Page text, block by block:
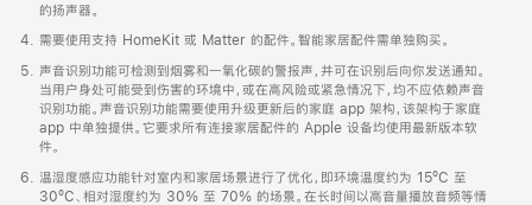
的扬声器。
需要使用支持 HomeKit 或 Matter 的配件。智能家居配件需单独购买。
声音识别功能可检测到烟雾和一氧化碳的警报声，并可在识别后向你发送通知。
当用户身处可能受到伤害的环境中，或在高风险或紧急情况下，均不应依赖声音
识别功能。声音识别功能需要使用升级更新后的家庭 app 架构，该架构于家庭
app 中单独提供。它要求所有连接家居配件的 Apple 设备均使用最新版本软
件。
温湿度感应功能针对室内和家居场景进行了优化，即环境温度约为 15ºC 至
30ºC、相对湿度约为 30% 至 70% 的场景。在长时间以高音量播放音频等情